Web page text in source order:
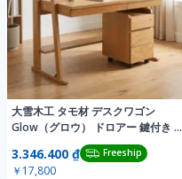
大雪木工 タモ材 デスクワゴン
Glow（グロウ） ドロアー 鍵付き 旭
3.346.400 ₫ Freeship
￥17,800